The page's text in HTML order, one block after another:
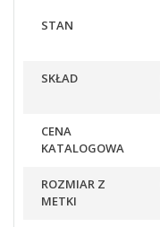
STAN
SKŁAD
CENA
KATALOGOWA
ROZMIAR Z
METKI